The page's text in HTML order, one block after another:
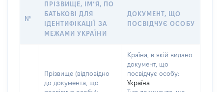
№
ПРІЗВИЩЕ, ІМ’Я, ПО
БАТЬКОВІ ДЛЯ
ІДЕНТИФІКАЦІЇ ЗА
МЕЖАМИ УКРАЇНИ
ДОКУМЕНТ, ЩО
ПОСВІДЧУЄ ОСОБУ
Прізвище (відповідно
до документа, що
Країна, в якій видано
документ, що
посвідчує особу:
Україна